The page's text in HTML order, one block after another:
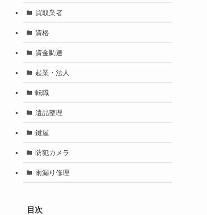
買取業者
資格
資金調達
起業・法人
転職
遺品整理
鍵屋
防犯カメラ
雨漏り修理
目次